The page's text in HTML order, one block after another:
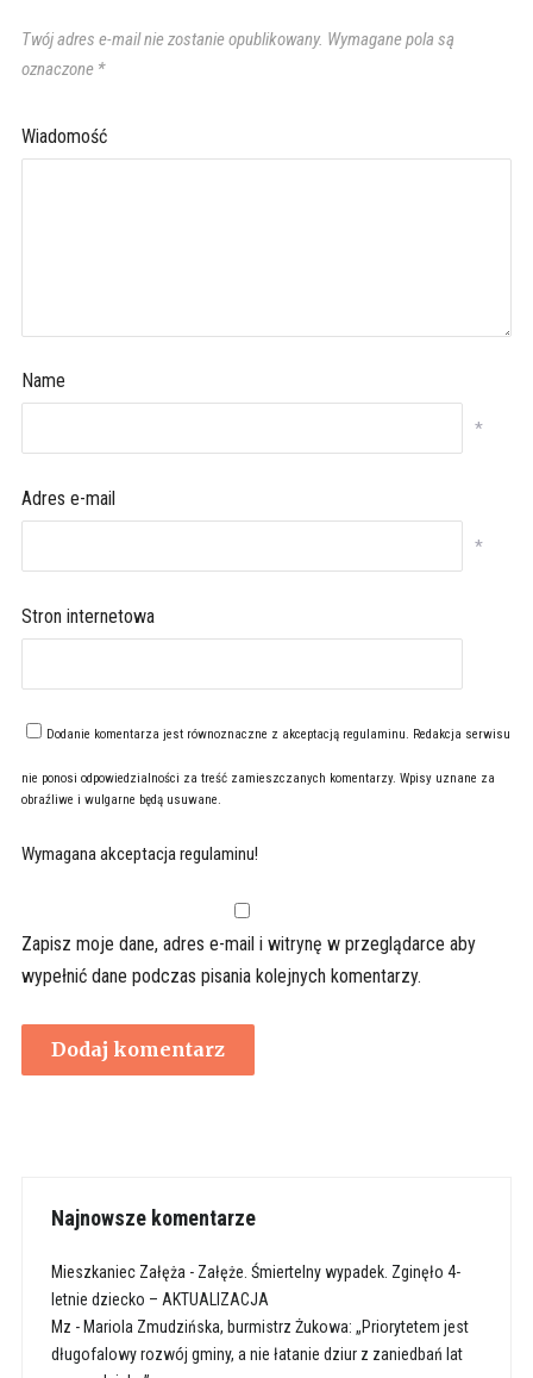
Twój adres e-mail nie zostanie opublikowany. Wymagane pola są
oznaczone *
Wiadomość
Name
*
Adres e-mail
*
Stron internetowa
Dodanie komentarza jest równoznaczne z akceptacją regulaminu. Redakcja serwisu
nie ponosi odpowiedzialności za treść zamieszczanych komentarzy. Wpisy uznane za
obraźliwe i wulgarne będą usuwane.
Wymagana akceptacja regulaminu!
Zapisz moje dane, adres e-mail i witrynę w przeglądarce aby
wypełnić dane podczas pisania kolejnych komentarzy.
Najnowsze komentarze
Mieszkaniec Załęża - Załęże. Śmiertelny wypadek. Zginęło 4-
letnie dziecko – AKTUALIZACJA
Mz - Mariola Zmudzińska, burmistrz Żukowa: „Priorytetem jest
długofalowy rozwój gminy, a nie łatanie dziur z zaniedbań lat